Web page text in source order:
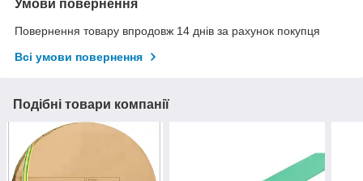
Умови повернення
Повернення товару впродовж 14 днів за рахунок покупця
Всі умови повернення
Подібні товари компанії